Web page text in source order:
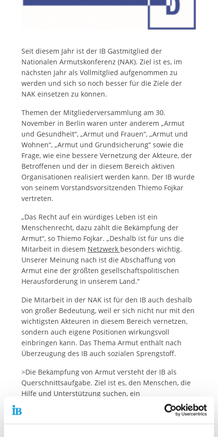
Seit diesem Jahr ist der IB Gastmitglied der
Nationalen Armutskonferenz (NAK). Ziel ist es, im
nächsten Jahr als Vollmitglied aufgenommen zu
werden und sich so noch besser für die Ziele der
NAK einsetzen zu können.
Themen der Mitgliederversammlung am 30.
November in Berlin waren unter anderem „Armut
und Gesundheit“, „Armut und Frauen“, „Armut und
Wohnen“, „Armut und Grundsicherung“ sowie die
Frage, wie eine bessere Vernetzung der Akteure, der
Betroffenen und der in diesem Bereich aktiven
Organisationen realisiert werden kann. Der IB wurde
von seinem Vorstandsvorsitzenden Thiemo Fojkar
vertreten.
„Das Recht auf ein würdiges Leben ist ein
Menschenrecht, dazu zählt die Bekämpfung der
Armut“, so Thiemo Fojkar. „Deshalb ist für uns die
Mitarbeit in diesem Netzwerk besonders wichtig.
Unserer Meinung nach ist die Abschaffung von
Armut eine der größten gesellschaftspolitischen
Herausforderung in unserem Land.“
Die Mitarbeit in der NAK ist für den IB auch deshalb
von großer Bedeutung, weil er sich nicht nur mit den
wichtigsten Akteuren in diesem Bereich vernetzen,
sondern auch eigene Positionen wirkungsvoll
einbringen kann. Das Thema Armut enthält nach
Überzeugung des IB auch sozialen Sprengstoff.
>Die Bekämpfung von Armut versteht der IB als
Querschnittsaufgabe. Ziel ist es, den Menschen, die
Hilfe und Unterstützung suchen, ein
Bereits 2011 haben die Mitglieder des IB e.V.